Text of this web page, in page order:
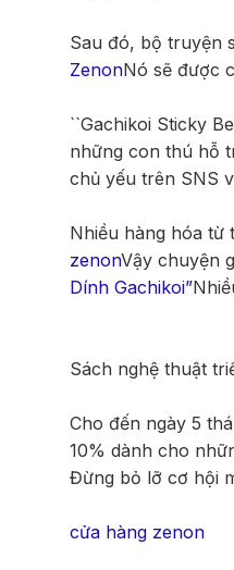
Sau đó, bộ truyện
ZenonNó sẽ được
``Gachikoi Sticky
những con thú hỗ
chủ yếu trên SNS
Nhiều hàng hóa từ
zenonVậy chuyện
Dính Gachikoi”
Sách nghệ thuật
Cho đến ngày 5
10% dành cho
Đừng bỏ lỡ cơ hội
cửa hàng zenon